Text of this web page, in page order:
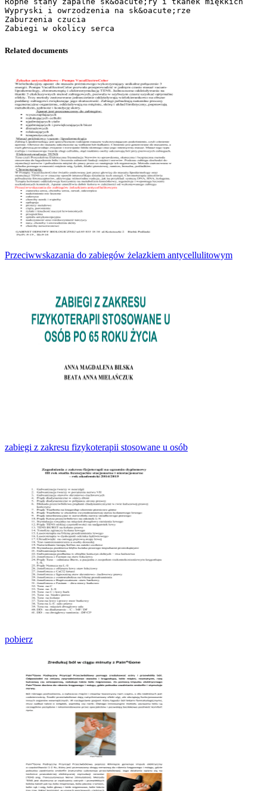
Wypryski i owrzodzenia na sk&oacute;rze
Zaburzenia czucia
Related documents
Przeciwwskazania do zabiegów żelazkiem antycellulitowym
zabiegi z zakresu fizykoterapii stosowane u osób
pobierz